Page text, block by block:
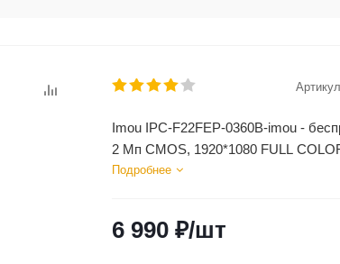
Imou IPC-F22FEP-0360B-imou -
2 Мп CMOS, 1920*1080 FULL
Подробнее
6 990 ₽/шт